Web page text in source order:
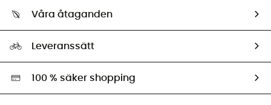
Retur & återbetalning
Ambassadörer
Våra åtaganden
Miljöanpassat urval
Leveranssätt
100 % säker shopping